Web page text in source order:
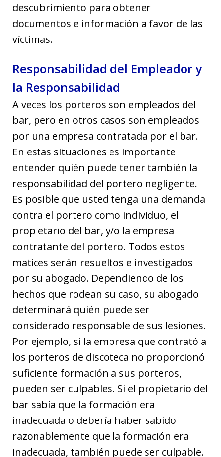
descubrimiento para obtener
documentos e información a favor de las
víctimas.
Responsabilidad del Empleador y
la Responsabilidad
A veces los porteros son empleados del
bar, pero en otros casos son empleados
por una empresa contratada por el bar.
En estas situaciones es importante
entender quién puede tener también la
responsabilidad del portero negligente.
Es posible que usted tenga una demanda
contra el portero como individuo, el
propietario del bar, y/o la empresa
contratante del portero. Todos estos
matices serán resueltos e investigados
por su abogado. Dependiendo de los
hechos que rodean su caso, su abogado
determinará quién puede ser
considerado responsable de sus lesiones.
Por ejemplo, si la empresa que contrató a
los porteros de discoteca no proporcionó
suficiente formación a sus porteros,
pueden ser culpables. Si el propietario del
bar sabía que la formación era
inadecuada o debería haber sabido
razonablemente que la formación era
inadecuada, también puede ser culpable.